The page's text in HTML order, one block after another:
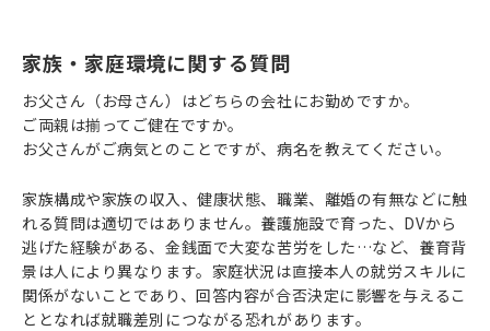
家族・家庭環境に関する質問
お父さん（お母さん）はどちらの会社にお勤めですか。
ご両親は揃ってご健在ですか。
お父さんがご病気とのことですが、病名を教えてください。
家族構成や家族の収入、健康状態、職業、離婚の有無などに触
れる質問は適切ではありません。養護施設で育った、DVから
逃げた経験がある、金銭面で大変な苦労をした…など、養育背
景は人により異なります。家庭状況は直接本人の就労スキルに
関係がないことであり、回答内容が合否決定に影響を与えるこ
ととなれば就職差別につながる恐れがあります。